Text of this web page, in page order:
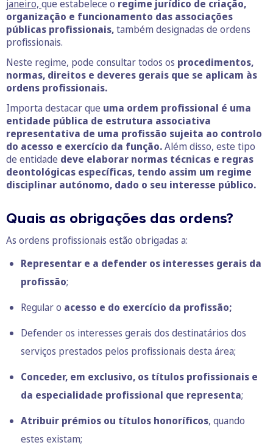
janeiro, que estabelece o regime jurídico de criação,
organização e funcionamento das associações
públicas profissionais,também designadas de ordens
profissionais.
Neste regime, pode consultar todos os procedimentos,
normas, direitos e deveres gerais que se aplicam às
ordens profissionais.
Importa destacar que uma ordem profissional é uma
entidade pública de estrutura associativa
representativa de uma profissão sujeita ao controlo
do acesso e exercício da função.Além disso, este tipo
de entidade deve elaborar normas técnicas e regras
deontológicas específicas, tendo assim um regime
disciplinar autónomo, dado o seu interesse público.
Quais as obrigações das ordens?
As ordens profissionais estão obrigadas a:
Representar e a defender os interesses gerais da
profissão;
Regular o acesso e do exercício da profissão;
Defender os interesses gerais dos destinatários dos
serviços prestados pelos profissionais desta área;
Conceder, em exclusivo, os títulos profissionais e
da especialidade profissional que representa;
Atribuir prémios ou títulos honoríficos, quando
estes existam;